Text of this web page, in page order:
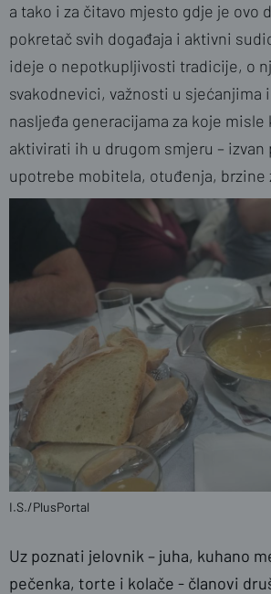
a tako i za čitavo mjesto gdje je ovo
pokretač svih događaja i aktivni
ideje o nepotkupljivosti tradicije, o
svakodnevici, važnosti u sjećanjima
nasljeđa generacijama za koje misle
aktivirati ih u drugom smjeru – izvan
upotrebe mobitela, otuđenja, brzine
I.S./PlusPortal
Uz poznati jelovnik – juha, kuhano
pečenka, torte i kolače - članovi